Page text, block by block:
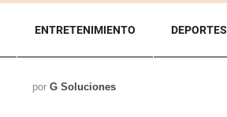
ENTRETENIMIENTO DEPORTES
por G Soluciones